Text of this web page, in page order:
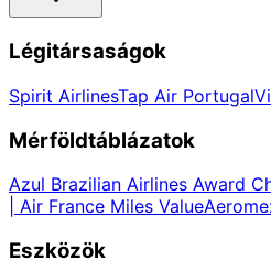
Légitársaságok
Spirit AirlinesTap Air Portugal
Mérföldtáblázatok
Azul Brazilian Airlines Award
| Air France Miles Value
Eszközök